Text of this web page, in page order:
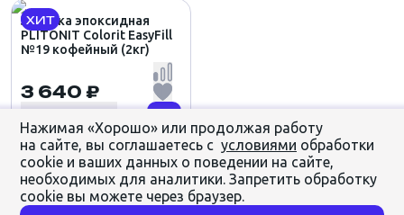
ХИТ
Затирка эпоксидная
PLITONIT Colorit EasyFill
№19 кофейный (2кг)
3 640 ₽
Нажимая «Хорошо» или продолжая работу
на сайте, вы соглашаетесь с условиями обработки
cookie и ваших данных о поведении на сайте,
необходимых для аналитики. Запретить обработку
cookie вы можете через браузер.